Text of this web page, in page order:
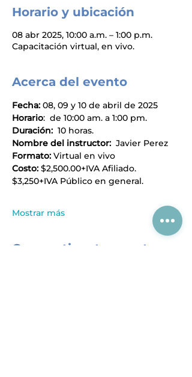
Horario y ubicación
08 abr 2025, 10:00 a.m. – 1:00 p.m.
Capacitación virtual, en vivo.
Acerca del evento
Fecha: 08, 09 y 10 de abril de 2025
Horario:  de 10:00 am. a 1:00 pm.
Duración: 10 horas.
Nombre del instructor: Javier Perez
Formato: Virtual en vivo
Costo: $2,500.00+IVA Afiliado.
$3,250+IVA Público en general.
Mostrar más
Compartir este evento